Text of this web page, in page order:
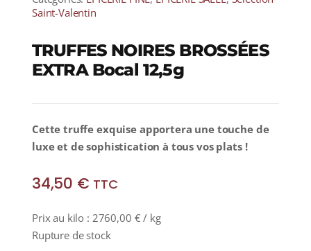
Saint-Valentin
TRUFFES NOIRES BROSSÉES
EXTRA Bocal 12,5g
Cette truffe exquise apportera une touche de
luxe et de sophistication à tous vos plats !
34,50 € TTC
Prix au kilo : 2760,00 € / kg
Rupture de stock